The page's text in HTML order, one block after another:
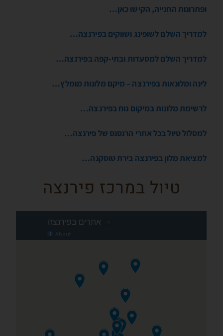
ופתרונות החנייה, הקישו כאן…
למדריך השלם לשופינג ושווקים בפירנצה…
למדריך השלם למסעדות ובתי-קפה בפירנצה…
לינה ומלונאות בפירנצה – מיקם מלונות מומלץ…
לרשימת מלונות במיקום נוח בפירנצה…
למסלול טיול בכל אתרי הרנסנס של פירנצה…
למציאת מלון בפירנצה בירת טוסקנה…
טיול במרכז פירנצה